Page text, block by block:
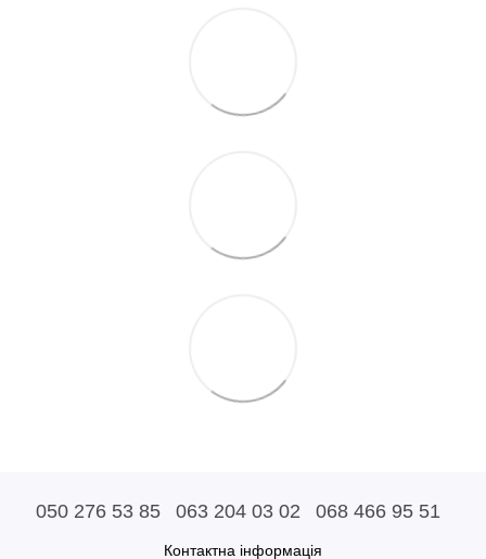
050 276 53 85 063 204 03 02 068 466 95 51
Контактна інформація